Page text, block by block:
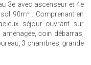
3e avec ascenseur et 4e
90m² . Comprenant en
séjour ouvrant sur
coin débarras,
3 chambres, grande